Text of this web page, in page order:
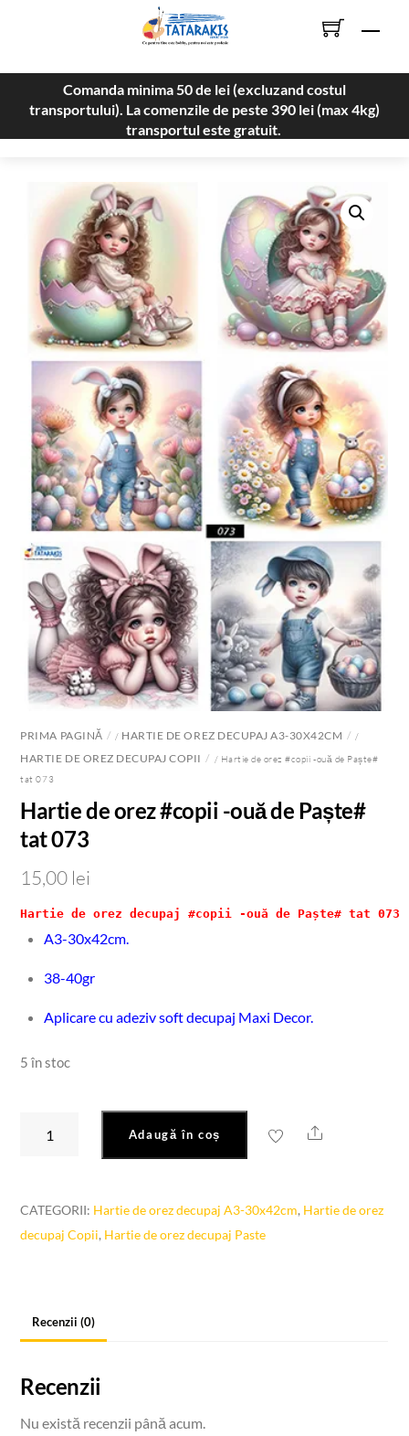
Comanda minima 50 de lei (excluzand costul
transportului). La comenzile de peste 390 lei (max 4kg)
transportul este gratuit.
PRIMA PAGINĂ / HARTIE DE OREZ DECUPAJ A3-30X42CM /
HARTIE DE OREZ DECUPAJ COPII
/ Hartie de orez #copii -ouă de Paște#
tat 073
Hartie de orez #copii -ouă de Paște#
tat 073
15,00 lei
Hartie de orez decupaj #copii -ouă de Paște# tat 073
A3-30x42cm.
38-40gr
Aplicare cu adeziv soft decupaj Maxi Decor.
5 în stoc
Paște#
tat
Adaugă în coș Share
CATEGORII: Hartie de orez decupaj A3-30x42cm, Hartie de orez
decupaj Copii, Hartie de orez decupaj Paste
Recenzii (0)
Recenzii
Nu există recenzii până acum.